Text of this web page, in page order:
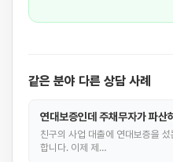
같은 분야 다른 상담 사례
연대보증인데 주채무자가 파산
친구의 사업 대출에 연대보증을
합니다. 이제 제…